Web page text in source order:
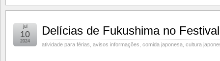
Delícias de Fukushima no
atividade para férias avisos informações comida japonesa cultura
jul
10
2024